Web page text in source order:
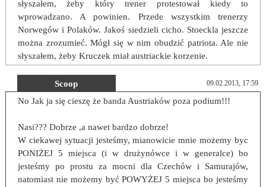
słyszałem, żeby który trener protestował kiedy to
wprowadzano. A powinien. Przede wszystkim trenerzy
Norwegów i Polaków. Jakoś siedzieli cicho. Stoeckla jeszcze
można zrozumieć. Mógł się w nim obudzić patriota. Ale nie
słyszałem, żeby Kruczek miał austriackie korzenie.
Scoop 09.02.2013, 17:59
No Jak ja się cieszę że banda Austriaków poza podium!!!
Nasi??? Dobrze ,a nawet bardzo dobrze!
W ciekawej sytuacji jesteśmy, mianowicie mnie możemy byc
PONIŻEJ 5 miejsca (i w drużynówce i w generalce) bo
jesteśmy po prostu za mocni dla Czechów i Samurajów,
natomiast nie możemy być POWYŻEJ 5 miejsca bo jesteśmy